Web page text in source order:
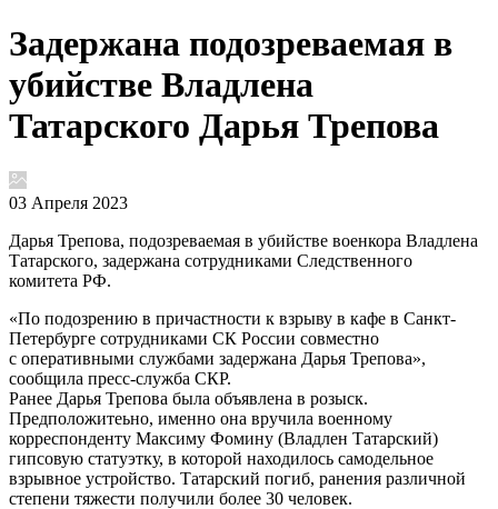
Задержана подозреваемая в
убийстве Владлена
Татарского Дарья Трепова
03 Апреля 2023
Дарья Трепова, подозреваемая в убийстве военкора Владлена
Татарского, задержана сотрудниками Следственного
комитета РФ.
«По подозрению в причастности к взрыву в кафе в Санкт-
Петербурге сотрудниками СК России совместно
с оперативными службами задержана Дарья Трепова»,
сообщила пресс-служба СКР.
Ранее Дарья Трепова была объявлена в розыск.
Предположитеьно, именно она вручила военному
корреспонденту Максиму Фомину (Владлен Татарский)
гипсовую статуэтку, в которой находилось самодельное
взрывное устройство. Татарский погиб, ранения различной
степени тяжести получили более 30 человек.